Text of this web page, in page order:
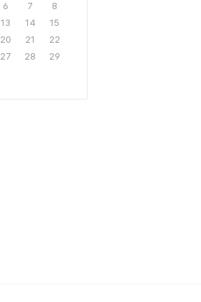
6 7
8
13 14
15
20 21
22
27 28
29